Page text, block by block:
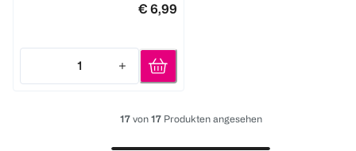
€ 6,99
1
Quantity: 1
17 von17 Produkten angesehen